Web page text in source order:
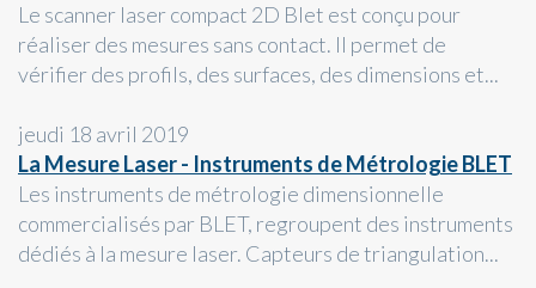
Le scanner laser compact 2D Blet est conçu pour
réaliser des mesures sans contact. Il permet de
vérifier des profils, des surfaces, des dimensions et...
jeudi 18 avril 2019
La Mesure Laser - Instruments de Métrologie BLET
Les instruments de métrologie dimensionnelle
commercialisés par BLET, regroupent des instruments
dédiés à la mesure laser. Capteurs de triangulation...